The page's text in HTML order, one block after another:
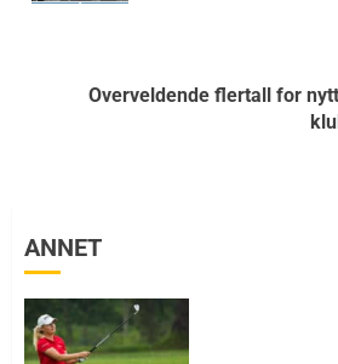
Overveldende flertall for
ANNET